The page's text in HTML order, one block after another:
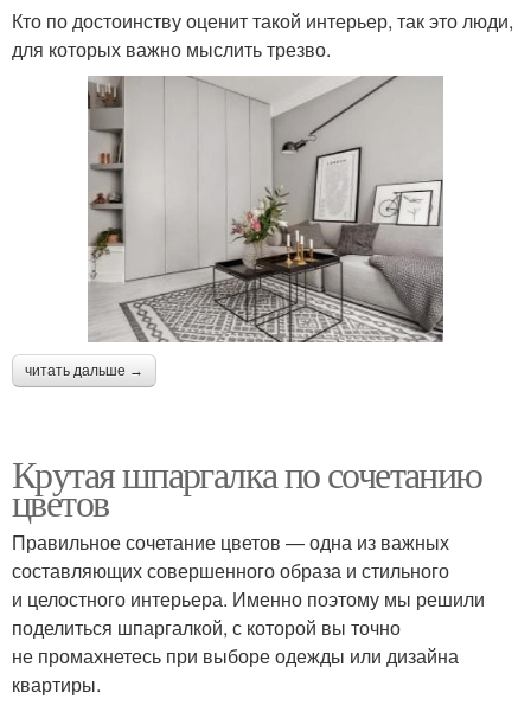
Кто по достоинству оценит такой интерьер, так это люди,
для которых важно мыслить трезво.
читать дальше →
Крутая шпаргалка по сочетанию
цветов
Правильное сочетание цветов — одна из важных
составляющих совершенного образа и стильного
и целостного интерьера. Именно поэтому мы решили
поделиться шпаргалкой, с которой вы точно
не промахнетесь при выборе одежды или дизайна
квартиры.